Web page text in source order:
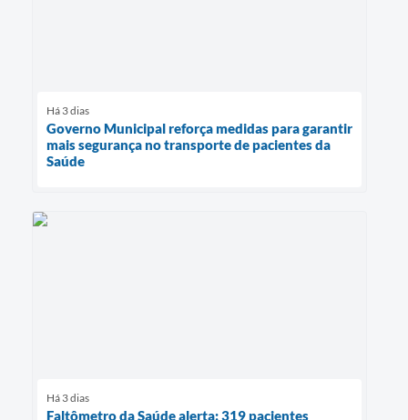
Há 3 dias
Governo Municipal reforça medidas para garantir
mais segurança no transporte de pacientes da
Saúde
Há 3 dias
Faltômetro da Saúde alerta: 319 pacientes